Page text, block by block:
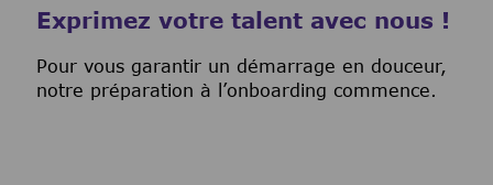
Exprimez votre talent avec nous !
Pour vous garantir un démarrage en douceur,
notre préparation à l’onboarding commence.